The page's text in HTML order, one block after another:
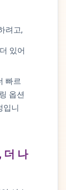
려고,
있어
빠르
옵션
입니
더 나